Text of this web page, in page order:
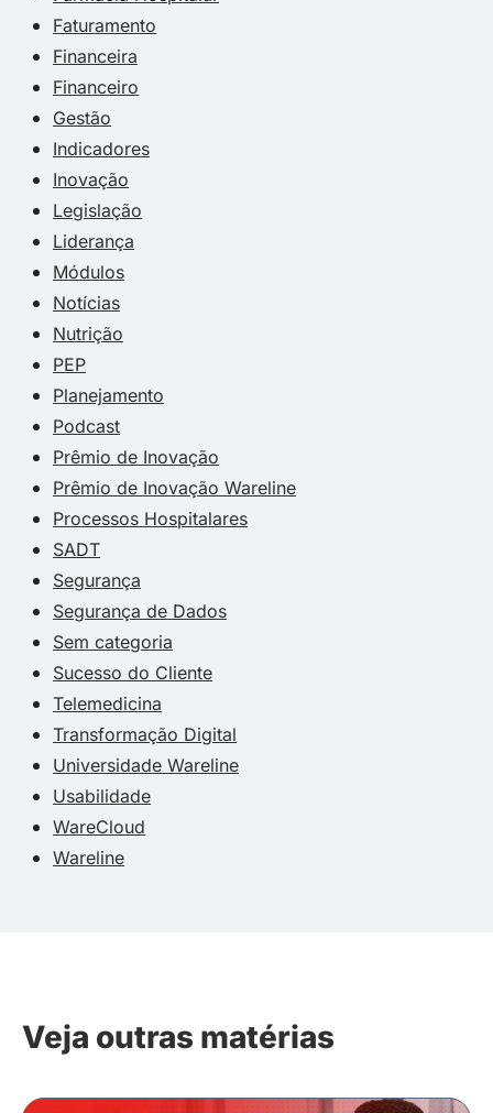
Faturamento
Financeira
Financeiro
Gestão
Indicadores
Inovação
Legislação
Liderança
Módulos
Notícias
Nutrição
PEP
Planejamento
Podcast
Prêmio de Inovação
Prêmio de Inovação Wareline
Processos Hospitalares
SADT
Segurança
Segurança de Dados
Sem categoria
Sucesso do Cliente
Telemedicina
Transformação Digital
Universidade Wareline
Usabilidade
WareCloud
Wareline
Veja outras matérias